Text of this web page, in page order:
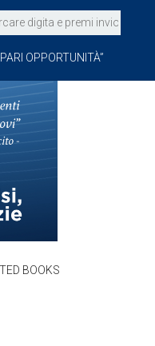
OPPORTUNITÀ”
BOOKS